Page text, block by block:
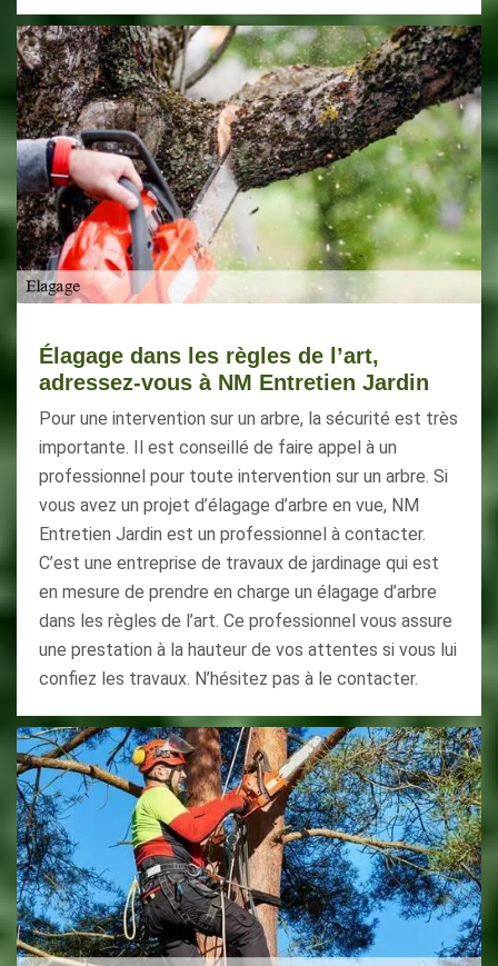
Élagage dans les règles de l’art,
adressez-vous à NM Entretien Jardin
Pour une intervention sur un arbre, la sécurité est très
importante. Il est conseillé de faire appel à un
professionnel pour toute intervention sur un arbre. Si
vous avez un projet d’élagage d’arbre en vue, NM
Entretien Jardin est un professionnel à contacter.
C’est une entreprise de travaux de jardinage qui est
en mesure de prendre en charge un élagage d’arbre
dans les règles de l’art. Ce professionnel vous assure
une prestation à la hauteur de vos attentes si vous lui
confiez les travaux. N’hésitez pas à le contacter.